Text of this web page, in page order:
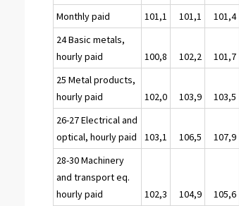
Monthly paid
101,1 101,1 101,4
24 Basic metals,
hourly paid
100,8 102,2 101,7
25 Metal products,
hourly paid
102,0 103,9 103,5
26-27 Electrical and
optical, hourly paid
103,1 106,5 107,9
28-30 Machinery
and transport eq.
hourly paid
102,3 104,9 105,6